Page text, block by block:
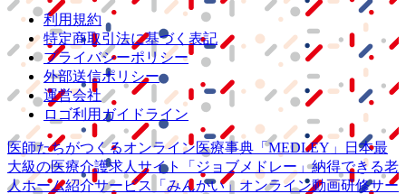
利用規約
特定商取引法に基づく表記
プライバシーポリシー
外部送信ポリシー
運営会社
ロゴ利用ガイドライン
医師たちがつくるオンライン医療事典 「MEDLEY」
日本最
大級の医療介護求人サイト 「ジョブメドレー」納得できる老
人ホーム紹介サービス
「みんかい」 オンライン動画研修サー